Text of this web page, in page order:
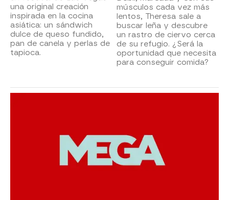
una original creación
inspirada en la cocina
asiática: un sándwich
dulce de queso fundido,
pan de canela y perlas de
tapioca.
músculos cada vez más
lentos, Theresa sale a
buscar leña y descubre
un rastro de ciervo cerca
de su refugio. ¿Será la
oportunidad que necesita
para conseguir comida?